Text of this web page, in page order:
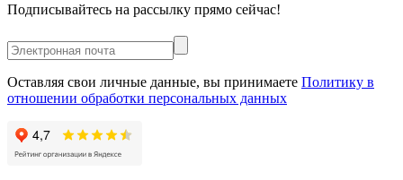
Подписывайтесь на рассылку прямо сейчас!
Оставляя свои личные данные, вы принимаете Политику в
отношении обработки персональных данных